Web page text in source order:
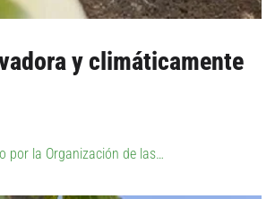
y climáticamente
por la Organización de las…